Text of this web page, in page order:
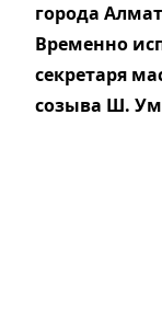
города
Временно
секретаря
созыва Ш.